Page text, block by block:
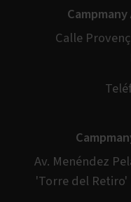
Calle
Av. Menéndez
'Torre del